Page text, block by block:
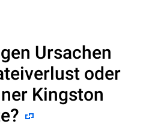
Ursachen
oder
Kingston
?